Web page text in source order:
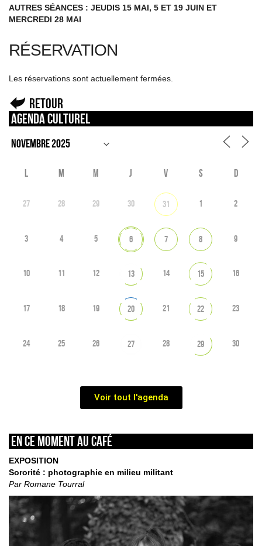
AUTRES SÉANCES : JEUDIS 15 MAI, 5 ET 19 JUIN ET
MERCREDI 28 MAI
RÉSERVATION
Les réservations sont actuellement fermées.
Retour
Agenda culturel
L M M J V S D
27 28 29 30 31 1 2
3 4 5 6 7 8 9
10 11 12 13 14 15 16
17 18 19 20 21 22 23
24 25 26 27 28 29 30
Voir tout l'agenda
En ce moment au café
EXPOSITION
Sororité : photographie en milieu militant
Par Romane Tourral